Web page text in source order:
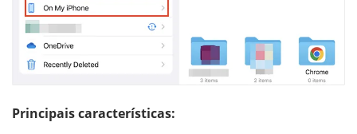
Principais características: